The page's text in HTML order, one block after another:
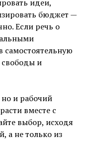
идеи,
бюджет —
Если речь о
самостоятельную
свободы и
и рабочий
вместе с
выбор, исходя
а не только из